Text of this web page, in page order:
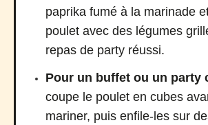
paprika fumé à la marinade
poulet avec des légumes
repas de party réussi.
Pour un buffet ou un party
coupe le poulet en cubes
mariner, puis enfile-les sur